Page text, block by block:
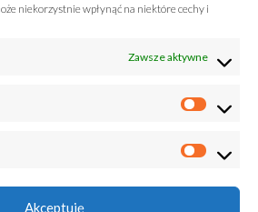
niekorzystnie wpłynąć na niektóre cechy i
Zawsze aktywne
Akceptuję
z GPSR (General Product Safety